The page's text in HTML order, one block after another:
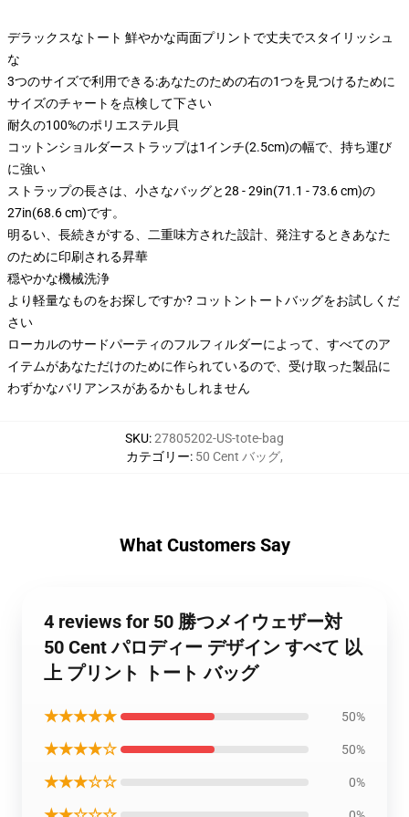
デラックスなトート 鮮やかな両面プリントで丈夫でスタイリッシュ
な
3つのサイズで利用できる:あなたのための右の1つを見つけるために
サイズのチャートを点検して下さい
耐久の100%のポリエステル貝
コットンショルダーストラップは1インチ(2.5cm)の幅で、持ち運び
に強い
ストラップの長さは、小さなバッグと28 - 29in(71.1 - 73.6 cm)の
27in(68.6 cm)です。
明るい、長続きがする、二重味方された設計、発注するときあなた
のために印刷される昇華
穏やかな機械洗浄
より軽量なものをお探しですか? コットントートバッグをお試しくだ
さい
ローカルのサードパーティのフルフィルダーによって、すべてのア
イテムがあなただけのために作られているので、受け取った製品に
わずかなバリアンスがあるかもしれません
SKU:27805202-US-tote-bag
カテゴリー: 50 Cent バッグ,
What Customers Say
4 reviews for 50 勝つメイウェザー対
50 Cent パロディー デザイン すべて 以
上 プリント トート バッグ
★★★★★ 50%
★★★★☆ 50%
★★★☆☆ 0%